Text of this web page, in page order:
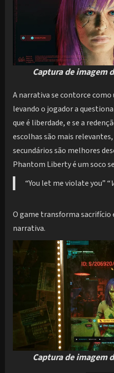
Captura de imagem
A narrativa se contorce
levando o jogador a
que é liberdade, e se a
escolhas são mais
secundários são melhores
Phantom Liberty é um soco
“You let me violate you” “
O game transforma sacrifício
narrativa.
Captura de imagem